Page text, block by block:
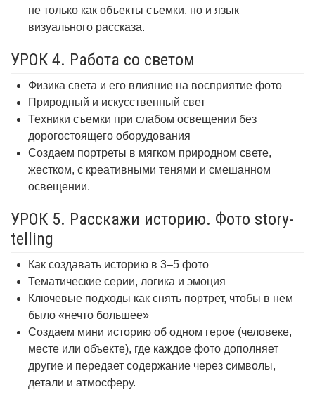
не только как объекты съемки, но и язык
визуального рассказа.
УРОК 4. Работа со светом
Физика света и его влияние на восприятие фото
Природный и искусственный свет
Техники съемки при слабом освещении без
дорогостоящего оборудования
Создаем портреты в мягком природном свете,
жестком, с креативными тенями и смешанном
освещении.
УРОК 5. Расскажи историю. Фото story-
telling
Как создавать историю в 3–5 фото
Тематические серии, логика и эмоция
Ключевые подходы как снять портрет, чтобы в нем
было «нечто большее»
Создаем мини историю об одном герое (человеке,
месте или объекте), где каждое фото дополняет
другие и передает содержание через символы,
детали и атмосферу.